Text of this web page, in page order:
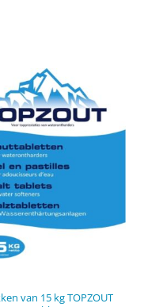
van 15 kg TOPZOUT